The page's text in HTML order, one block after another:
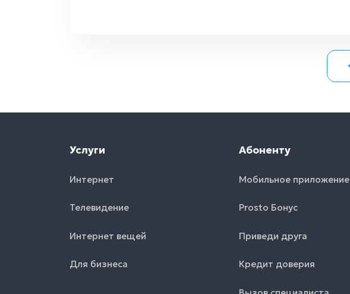
Услуги
Интернет
Телевидение
Интернет вещей
Для бизнеса
Абоненту
Мобильное приложение
Prosto Бонус
Приведи друга
Кредит доверия